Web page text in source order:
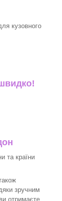
кузовного
та країни
зручним
отримаєте